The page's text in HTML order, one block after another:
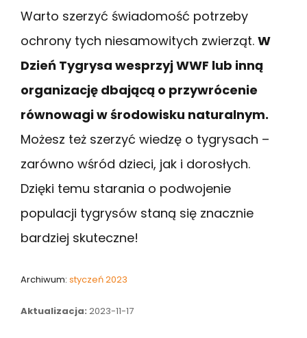
Warto szerzyć świadomość potrzeby
ochrony tych niesamowitych zwierząt. W
Dzień Tygrysa wesprzyj WWF lub inną
organizację dbającą o przywrócenie
równowagi w środowisku naturalnym.
Możesz też szerzyć wiedzę o tygrysach –
zarówno wśród dzieci, jak i dorosłych.
Dzięki temu starania o podwojenie
populacji tygrysów staną się znacznie
bardziej skuteczne!
Archiwum: styczeń 2023
Aktualizacja: 2023-11-17